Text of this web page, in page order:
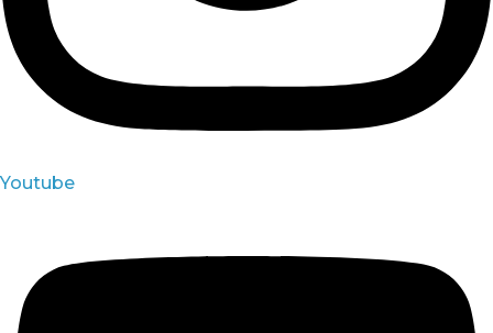
Youtube